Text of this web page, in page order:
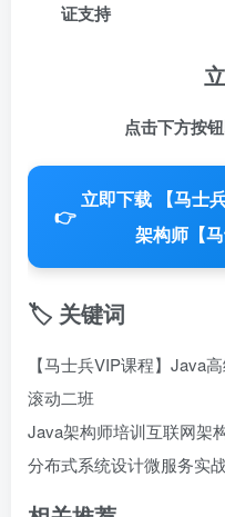
证支持
点击下方按
👉
立即下载 【马士
架构师【
🏷️ 关键词
【马士兵VIP课程】Java
滚动二班
Java架构师培训互联网架
分布式系统设计微服务实